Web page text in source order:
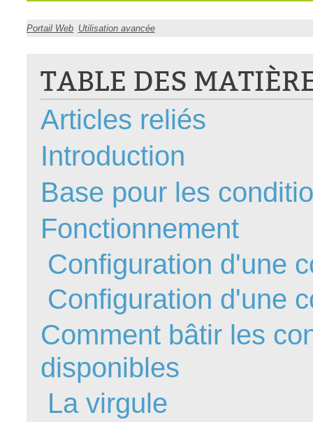
Configuration
Configuration
Dépannage
En construction
Équipes non TI
externe
FAQ
Portail Web Utilisation avancée
TABLE DES
Articles reliés
Introduction
Base pour les
Fonctionnement
Configuration d'une
Configuration d'une
Comment bâtir les
disponibles
La virgule